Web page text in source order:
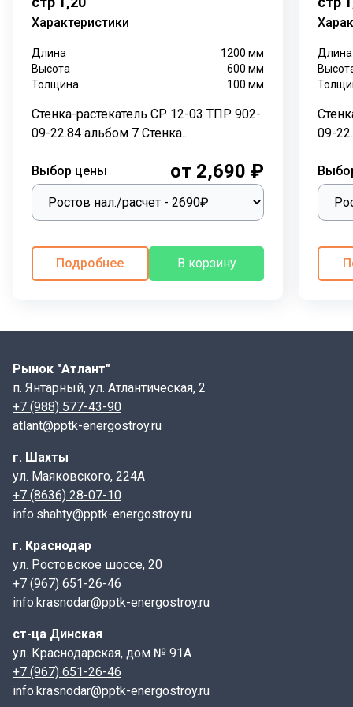
распределения поверхностных вод на дорогах,
помогает предотвратить скопление воды и
образование луж, обеспечивая более комфортное и
безопасное движение.
Конструкция:
тяжелого бетона класса В15 и стальной арматуры.
Бетон обладает высокой прочностью и
водонепроницаемостью, что делает его идеальным
добавляет дополнительную прочность и устойчивость
к нагрузкам.
Стенка-растекатель устанавливается на
между стенкой и основанием используются
специальные растворы или резиновые уплотнители.
Сопутствующие товары:
Для установки стенки-растекателя СР 12-00 могут
потребоваться дополнительные элементы, такие как
днища, плиты перекрытия, люки и лестницы.
Маркировка:
СР обозначает "стенка-растекатель", а цифры после
точки указывают на внутренний диаметр и высоту
стенки в дециметрах.
Процесс производства начинается с подготовки
формы для заливки бетона. Затем в форму
укладывается арматура, после чего она заполняется
Характеристики
Длина 1200мм
Высота
600мм
Толщина
100мм
Стенка-растекатель СР 12-03 ТПР 902-
09-22.84 альбом 7 Стенка...
Выбор цены от 2,690 ₽
Подробнее В корзину
Длина
09-
Рынок "Атлант"
п. Янтарный, ул. Атлантическая, 2
+7 (988) 577-43-90
atlant@pptk-energostroy.ru
г. Шахты
ул. Маяковского, 224А
+7 (8636) 28-07-10
info.shahty@pptk-energostroy.ru
г. Краснодар
ул. Ростовское шоссе, 20
+7 (967) 651-26-46
info.krasnodar@pptk-energostroy.ru
ст-ца Динская
ул. Краснодарская, дом № 91А
+7 (967) 651-26-46
info.krasnodar@pptk-energostroy.ru